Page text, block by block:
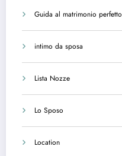
Guida al matrimonio perfetto
intimo da sposa
Lista Nozze
Lo Sposo
Location